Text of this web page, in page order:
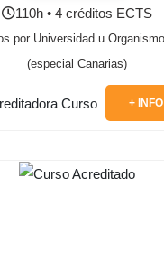
110h • 4 créditos ECTS
por Universidad u
(especial Canarias)
+ INFO